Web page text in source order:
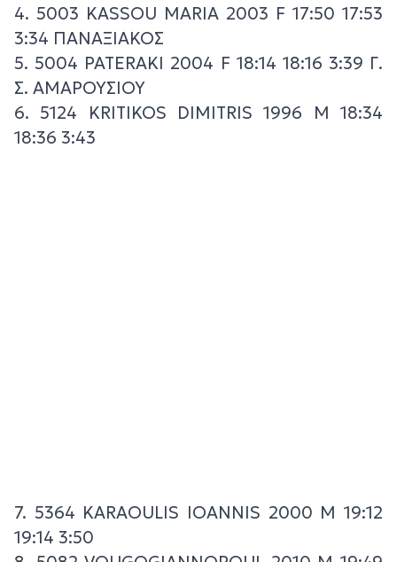
4. 5003 KASSOU MARIA 2003 F 17:50 17:53
3:34 ΠΑΝΑΞΙΑΚΟΣ
5. 5004 PATERAKI 2004 F 18:14 18:16 3:39 Γ.
Σ. ΑΜΑΡΟΥΣΙΟΥ
6. 5124 KRITIKOS DIMITRIS 1996 M 18:34
18:36 3:43
7. 5364 KARAOULIS IOANNIS 2000 M 19:12
19:14 3:50